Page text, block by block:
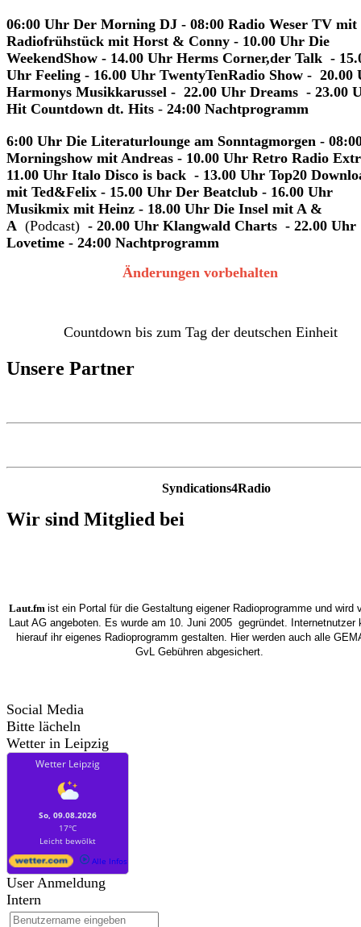
06:00 Uhr Der Morning DJ - 08:00 Radio Weser TV mit
Radiofrühstück mit Horst & Conny - 10.00 Uhr Die
WeekendShow - 14.00 Uhr Herms Corner,der Talk -
Uhr Feeling - 16.00 Uhr TwentyTenRadio Show - 20.00
Harmonys Musikkarussel - 22.00 Uhr Dreams - 23.00
Hit Countdown dt. Hits - 24:00 Nachtprogramm
6:00 Uhr Die Literaturlounge am Sonntagmorgen -
Morningshow mit Andreas - 10.00 Uhr Retro Radio
11.00 Uhr Italo Disco is back - 13.00 Uhr Top20
mit Ted&Felix - 15.00 Uhr Der Beatclub - 16.00 Uhr
Musikmix mit Heinz - 18.00 Uhr Die Insel mit A &
A (Podcast) - 20.00 Uhr Klangwald Charts - 22.00 Uhr
Lovetime - 24:00 Nachtprogramm
Änderungen vorbehalten
Countdown bis zum Tag der deutschen Einheit
Unsere Partner
Syndications4Radio
Wir sind Mitglied bei
Laut.fm ist ein Portal für die Gestaltung eigener Radioprogramme und wird
Laut AG angeboten. Es wurde am 10. Juni 2005 gegründet. Internetnutzer
hierauf ihr eigenes Radioprogramm gestalten. Hier werden auch alle
GvL Gebühren abgesichert.
Social Media
Bitte lächeln
Wetter in Leipzig
Wetter Leipzig
So, 09.08.2026
17°C
Leicht bewölkt
Alle Infos
User Anmeldung
Intern